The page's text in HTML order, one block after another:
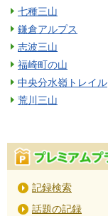
七種三山
鎌倉アルプス
志波三山
福崎町の山
中央分水嶺トレイル
荒川三山
記録検索
話題の記録